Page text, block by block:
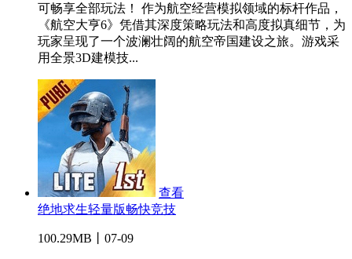
可畅享全部玩法！ 作为航空经营模拟领域的标杆作品，
《航空大亨6》凭借其深度策略玩法和高度拟真细节，为
玩家呈现了一个波澜壮阔的航空帝国建设之旅。游戏采
用全景3D建模技...
查看
绝地求生轻量版畅快竞技
100.29MB丨07-09